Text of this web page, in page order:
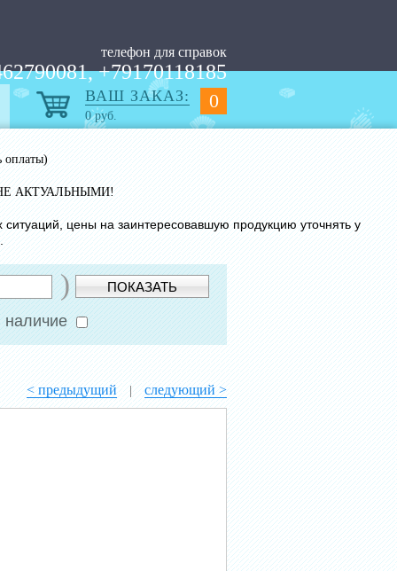
телефон для справок
+79170118185
0
ВАШ ЗАКАЗ:
0руб.
оплаты)
АКТУАЛЬНЫМИ!
цены на заинтересовавшую продукцию уточнять у
) ПОКАЗАТЬ
наличие
< предыдущий | следующий >